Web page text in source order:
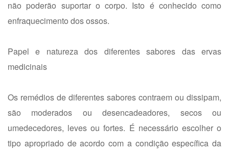
não poderão suportar o corpo. Isto é conhecido como
enfraquecimento dos ossos.
Papel e natureza dos diferentes sabores das ervas
medicinais
Os remédios de diferentes sabores contraem ou dissipam,
são moderados ou desencadeadores, secos ou
umedecedores, leves ou fortes. É necessário escolher o
tipo apropriado de acordo com a condição específica da